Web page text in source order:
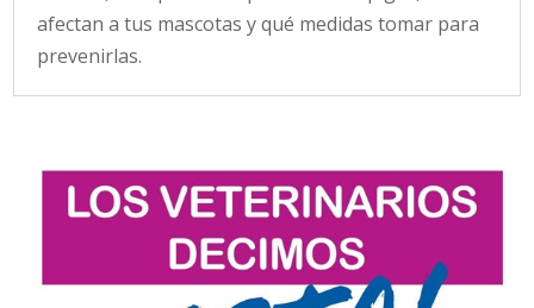
afectan a tus mascotas y qué medidas tomar para
prevenirlas.